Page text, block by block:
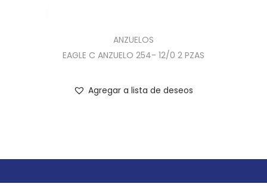
ANZUELOS
EAGLE C ANZUELO 254- 12/0 2 PZAS
Agregar a lista de deseos